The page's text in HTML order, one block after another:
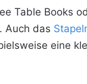
Table Books
Auch das
eine